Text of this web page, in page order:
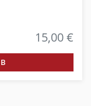
15,00 €